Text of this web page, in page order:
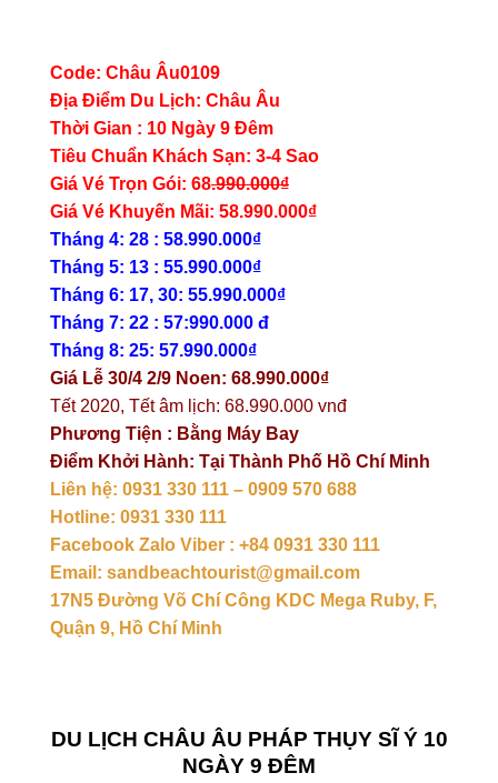
Code: Châu Âu0109
Địa Điểm Du Lịch: Châu Âu
Thời Gian : 10 Ngày 9 Đêm
Tiêu Chuẩn Khách Sạn: 3-4 Sao
Giá Vé Trọn Gói: 68.990.000₫
Giá Vé Khuyến Mãi: 58.990.000₫
Tháng 4: 28 : 58.990.000₫
Tháng 5: 13 : 55.990.000₫
Tháng 6: 17, 30: 55.990.000₫
Tháng 7: 22 : 57:990.000 đ
Tháng 8: 25: 57.990.000₫
Giá Lễ 30/4 2/9 Noen: 68.990.000₫
Tết 2020, Tết âm lịch: 68.990.000 vnđ
Phương Tiện : Bằng Máy Bay
Điểm Khởi Hành: Tại Thành Phố Hồ Chí Minh
Liên hệ: 0931 330 111 – 0909 570 688
Hotline: 0931 330 111
Facebook Zalo Viber : +84 0931 330 111
Email: sandbeachtourist@gmail.com
17N5 Đường Võ Chí Công KDC Mega Ruby, F,
Quận 9, Hồ Chí Minh
DU LỊCH CHÂU ÂU PHÁP THỤY SĨ Ý 10
NGÀY 9 ĐÊM